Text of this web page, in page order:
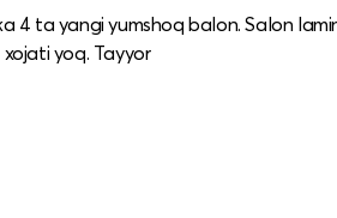
4 ta yangi yumshoq balon. Salon
yoq. Tayyor